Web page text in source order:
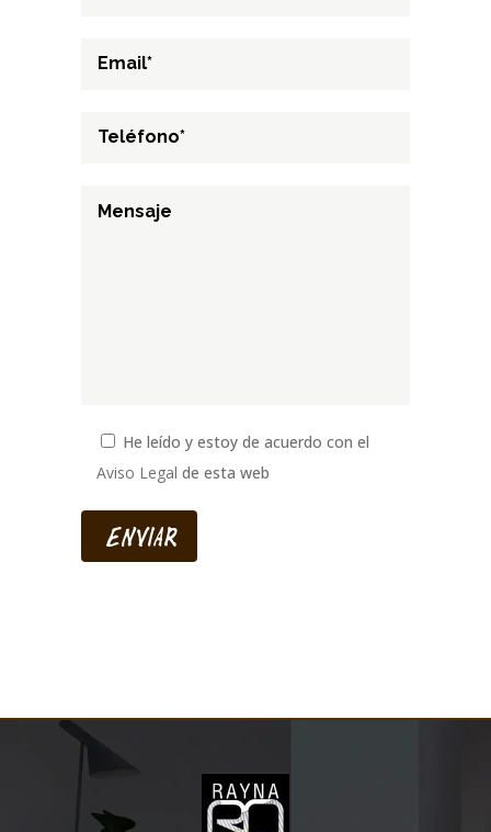
He leído y estoy de acuerdo con el
Aviso Legal de esta web